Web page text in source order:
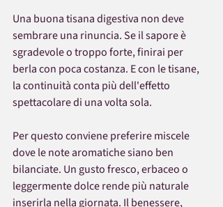
Una buona tisana digestiva non deve
sembrare una rinuncia. Se il sapore è
sgradevole o troppo forte, finirai per
berla con poca costanza. E con le tisane,
la continuità conta più dell'effetto
spettacolare di una volta sola.
Per questo conviene preferire miscele
dove le note aromatiche siano ben
bilanciate. Un gusto fresco, erbaceo o
leggermente dolce rende più naturale
inserirla nella giornata. Il benessere,